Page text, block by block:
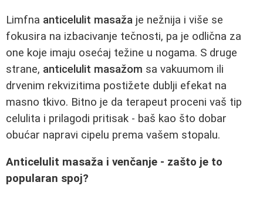
Limfna anticelulit masaža je nežnija i više se
fokusira na izbacivanje tečnosti, pa je odlična za
one koje imaju osećaj težine u nogama. S druge
strane, anticelulit masažom sa vakuumom ili
drvenim rekvizitima postižete dublji efekat na
masno tkivo. Bitno je da terapeut proceni vaš tip
celulita i prilagodi pritisak - baš kao što dobar
obućar napravi cipelu prema vašem stopalu.
Anticelulit masaža i venčanje - zašto je to
popularan spoj?